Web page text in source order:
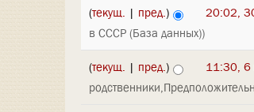
(текущ. | пред.) 20:02,
в СССР (База данных))
(текущ. | пред.) 11:30, 6